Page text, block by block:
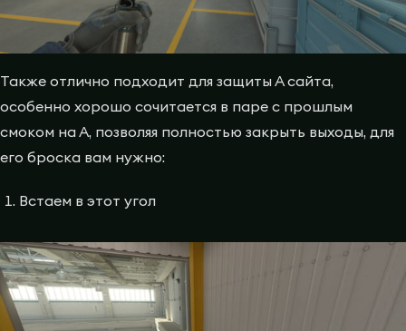
Также отлично подходит для защиты А сайта,
особенно хорошо сочитается в паре с прошлым
смоком на А, позволяя полностью закрыть выходы, для
его броска вам нужно:
Встаем в этот угол